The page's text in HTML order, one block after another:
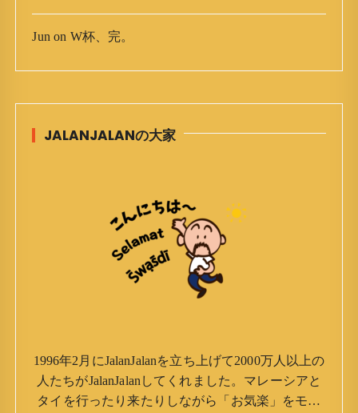
Jun on W杯、完。
JALANJALANの大家
1996年2月にJalanJalanを立ち上げて2000万人以上の
人たちがJalanJalanしてくれました。マレーシアと
タイを行ったり来たりしながら「お気楽」をモッ